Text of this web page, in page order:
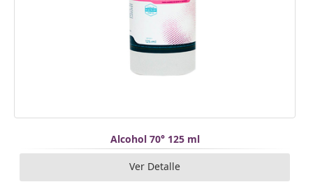
Alcohol 70° 125 ml
Ver Detalle